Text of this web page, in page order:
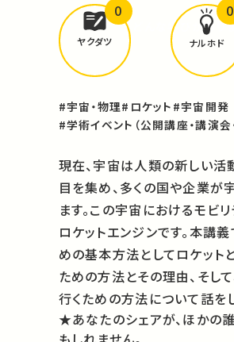
どんな学びがあり
ヤクダツ
0
ナルホド
0
#宇宙・物理#ロケット #宇宙開発
#学術イベント（公開講座・講演会
現在、宇宙は人類の新しい活
目を集め、多くの国や企業
ます。この宇宙におけるモビ
ロケットエンジンです。本講
めの基本方法としてロケット
ための方法とその理由、そし
行くための方法について話を
★あなたのシェアが、ほかの